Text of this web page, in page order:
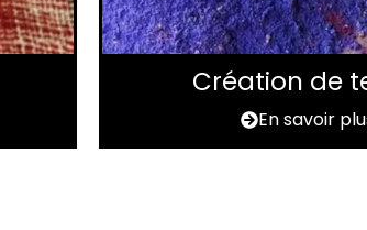
Création de
En savoir